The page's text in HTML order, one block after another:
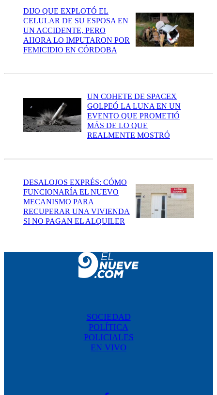
DIJO QUE EXPLOTÓ EL
CELULAR DE SU ESPOSA EN
UN ACCIDENTE, PERO
AHORA LO IMPUTARON POR
FEMICIDIO EN CÓRDOBA
UN COHETE DE SPACEX
GOLPEÓ LA LUNA EN UN
EVENTO QUE PROMETIÓ
MÁS DE LO QUE
REALMENTE MOSTRÓ
DESALOJOS EXPRÉS: CÓMO
FUNCIONARÍA EL NUEVO
MECANISMO PARA
RECUPERAR UNA VIVIENDA
SI NO PAGAN EL ALQUILER
SOCIEDAD
POLÍTICA
POLICIALES
EN VIVO